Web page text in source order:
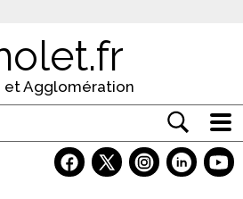
et Agglomération